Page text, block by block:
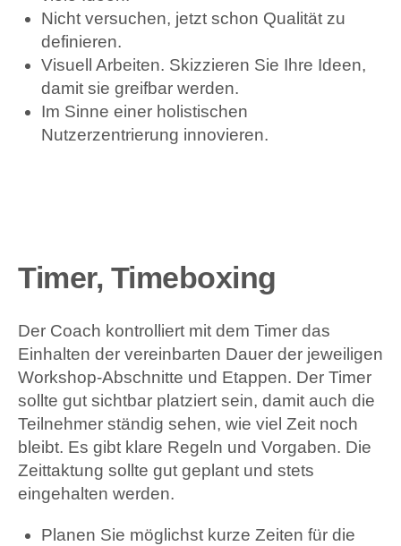
Nicht versuchen, jetzt schon Qualität zu
definieren.
Visuell Arbeiten. Skizzieren Sie Ihre Ideen,
damit sie greifbar werden.
Im Sinne einer holistischen
Nutzerzentrierung innovieren.
Timer, Timeboxing
Der Coach kontrolliert mit dem Timer das
Einhalten der vereinbarten Dauer der jeweiligen
Workshop-Abschnitte und Etappen. Der Timer
sollte gut sichtbar platziert sein, damit auch die
Teilnehmer ständig sehen, wie viel Zeit noch
bleibt. Es gibt klare Regeln und Vorgaben. Die
Zeittaktung sollte gut geplant und stets
eingehalten werden.
Planen Sie möglichst kurze Zeiten für die